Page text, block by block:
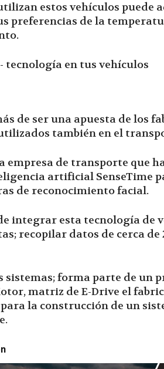
estos vehículos puede
preferencias de la
de ser una apuesta de los
también en el
empresa de transporte que
artificial SenseTime
de reconocimiento facial.
integrar esta tecnología de
recopilar datos de cerca
sistemas; forma parte de un
matriz de E-Drive el
la construcción de un